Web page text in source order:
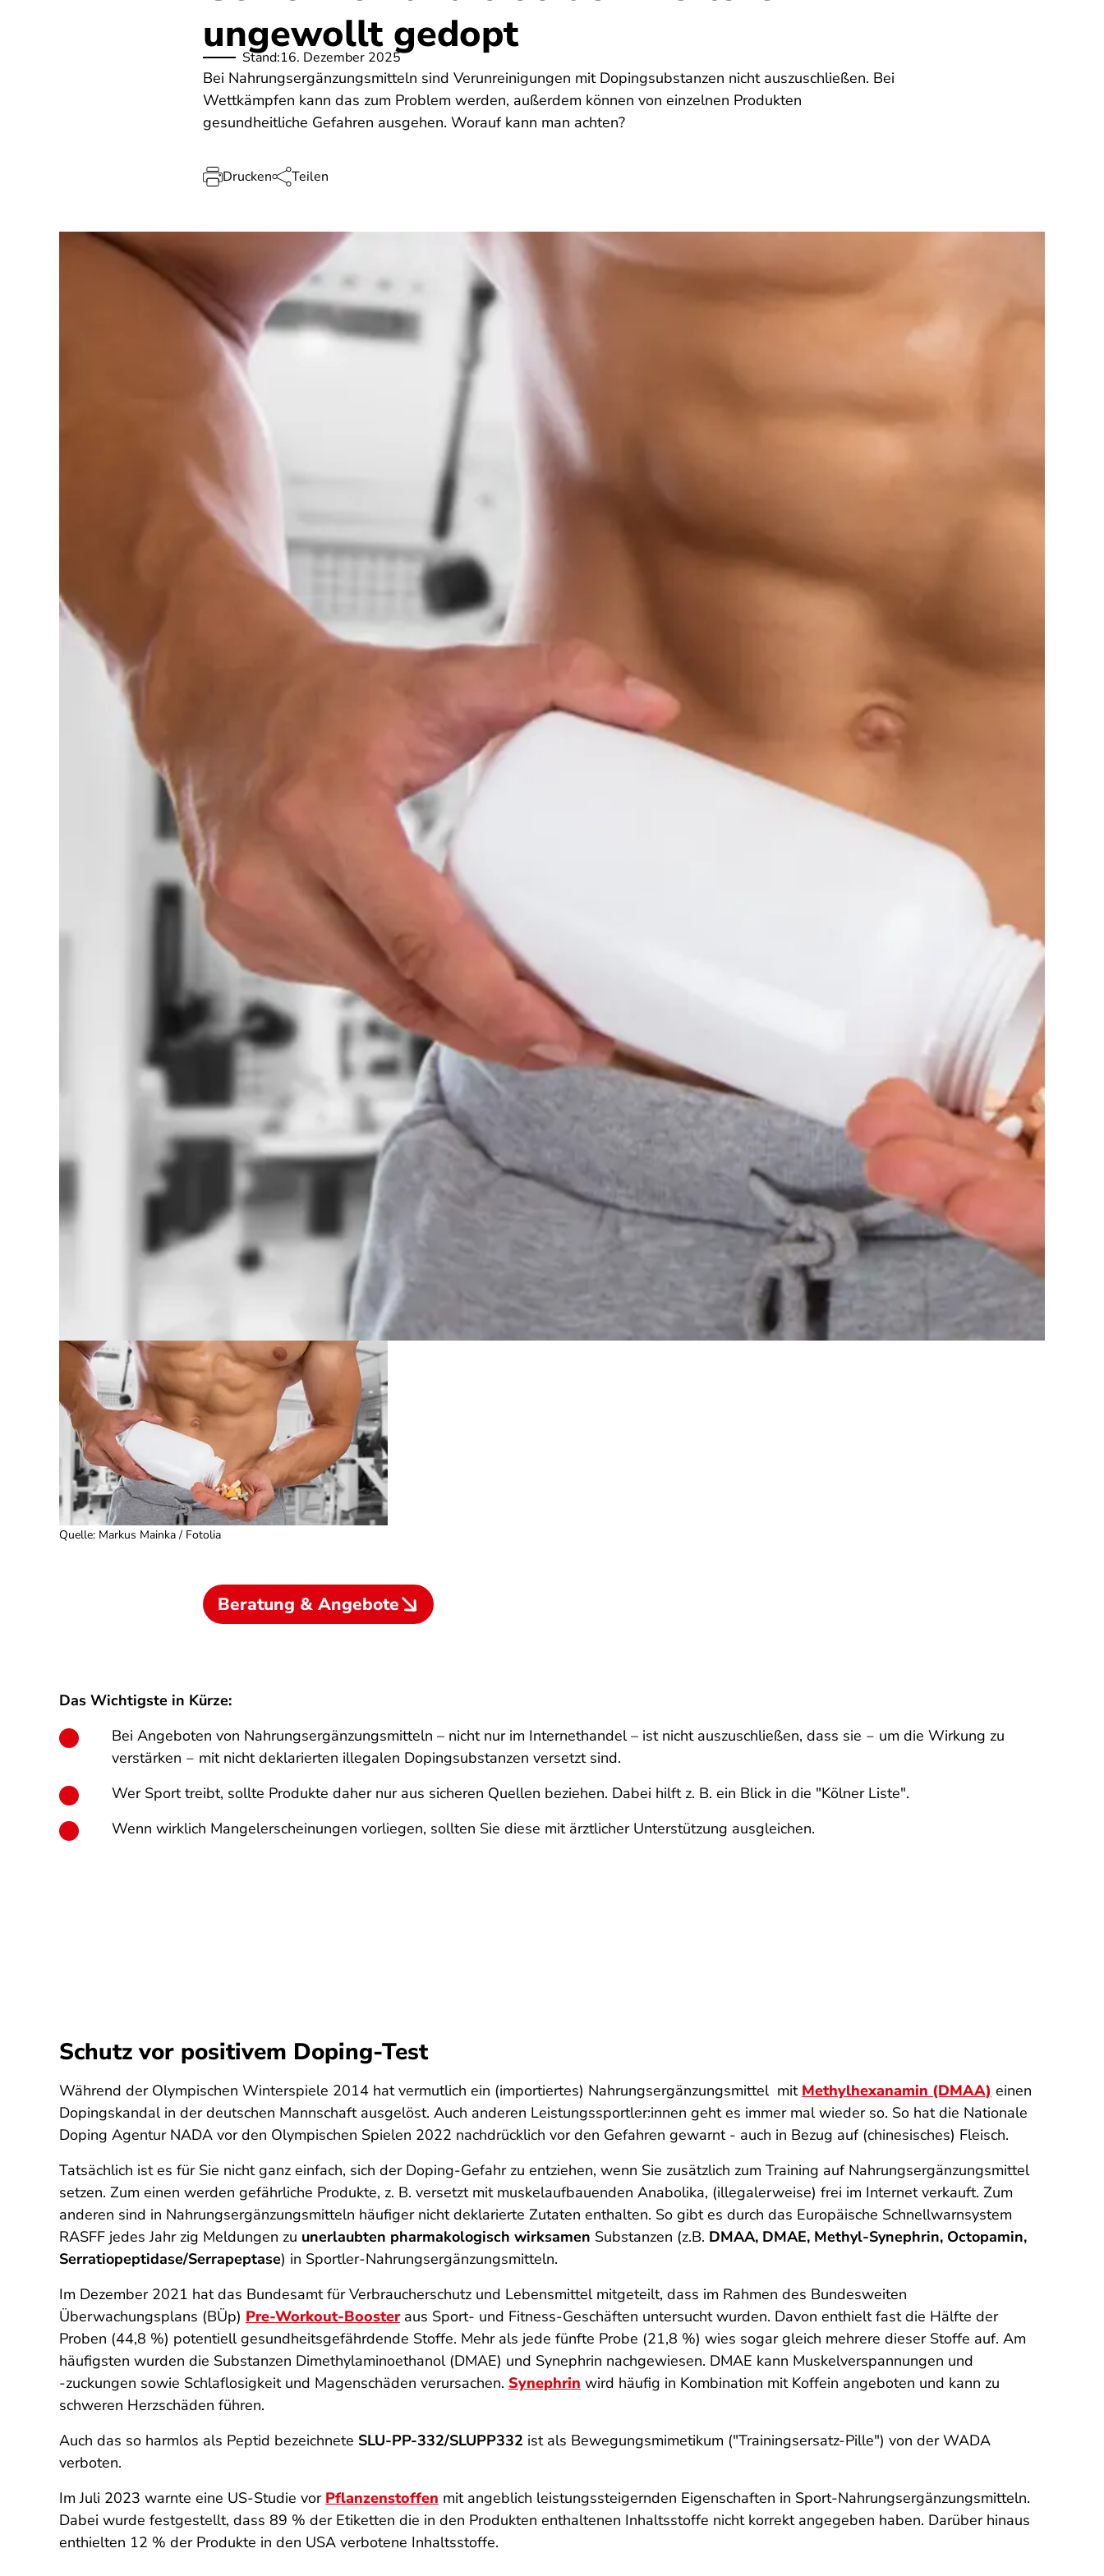
ungewollt gedopt
Stand:16. Dezember 2025
Bei Nahrungsergänzungsmitteln sind Verunreinigungen mit Dopingsubstanzen nicht auszuschließen. Bei
Wettkämpfen kann das zum Problem werden, außerdem können von einzelnen Produkten
gesundheitliche Gefahren ausgehen. Worauf kann man achten?
Drucken Teilen
Quelle: Markus Mainka / Fotolia
Beratung & Angebote
Das Wichtigste in Kürze:
Bei Angeboten von Nahrungsergänzungsmitteln – nicht nur im Internethandel – ist nicht auszuschließen, dass sie ‒ um die Wirkung zu
verstärken ‒ mit nicht deklarierten illegalen Dopingsubstanzen versetzt sind.
Wer Sport treibt, sollte Produkte daher nur aus sicheren Quellen beziehen. Dabei hilft z. B. ein Blick in die "Kölner Liste".
Wenn wirklich Mangelerscheinungen vorliegen, sollten Sie diese mit ärztlicher Unterstützung ausgleichen.
Schutz vor positivem Doping-Test
Während der Olympischen Winterspiele 2014 hat vermutlich ein (importiertes) Nahrungs­ergänzungs­mittel mit Methyl­hexanamin (DMAA) einen
Dopingskandal in der deutschen Mannschaft ausgelöst. Auch anderen Leistungssportler:innen geht es immer mal wieder so. So hat die Nationale
Doping Agentur NADA vor den Olympischen Spielen 2022 nachdrücklich vor den Gefahren gewarnt - auch in Bezug auf (chinesisches) Fleisch.
Tatsächlich ist es für Sie nicht ganz einfach, sich der Doping-Gefahr zu entziehen, wenn Sie zusätzlich zum Training auf Nahrungsergänzungsmittel
setzen. Zum einen werden gefährliche Produkte, z. B. versetzt mit muskelaufbauenden Anabolika, (illegalerweise) frei im Internet verkauft. Zum
anderen sind in Nahrungsergänzungsmitteln häufiger nicht deklarierte Zutaten enthalten. So gibt es durch das Europäische Schnellwarnsystem
RASFF jedes Jahr zig Meldungen zu unerlaubten pharmakologisch wirksamen Substanzen (z.B. DMAA, DMAE, Methyl-Synephrin, Octopamin,
Serratiopeptidase/Serrapeptase) in Sportler-Nahrungsergänzungsmitteln.
Im Dezember 2021 hat das Bundesamt für Verbraucherschutz und Lebensmittel mitgeteilt, dass im Rahmen des Bundesweiten
Überwachungsplans (BÜp) Pre-Workout-Boosteraus Sport- und Fitness-Geschäften untersucht wurden. Davon enthielt fast die Hälfte der
Proben (44,8 %) potentiell gesundheitsgefährdende Stoffe. Mehr als jede fünfte Probe (21,8 %) wies sogar gleich mehrere dieser Stoffe auf. Am
häufigsten wurden die Substanzen Dimethylaminoethanol (DMAE) und Synephrin nachgewiesen. DMAE kann Muskelverspannungen und
‑zuckungen sowie Schlaflosigkeit und Magenschäden verursachen. Synephrin wird häufig in Kombination mit Koffein angeboten und kann zu
schweren Herzschäden führen.
Auch das so harmlos als Peptid bezeichnete SLU-PP-332/SLUPP332 ist als Bewegungsmimetikum ("Trainingsersatz-Pille") von der WADA
verboten.
Im Juli 2023 warnte eine US-Studie vor Pflanzenstoffen mit angeblich leistungssteigernden Eigenschaften in Sport-Nahrungsergänzungsmitteln.
Dabei wurde festgestellt, dass 89 % der Etiketten die in den Produkten enthaltenen Inhaltsstoffe nicht korrekt angegeben haben. Darüber hinaus
enthielten 12 % der Produkte in den USA verbotene Inhaltsstoffe.